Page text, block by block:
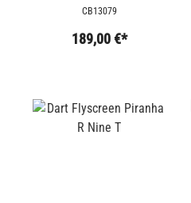
CB13079
189,00 €*